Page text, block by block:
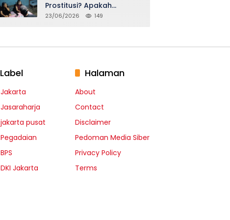
Prostitusi? Apakah
Seidentik itu?
23/06/2026 149
Label
Jakarta
Jasaraharja
jakarta pusat
Pegadaian
BPS
DKI Jakarta
Halaman
About
Contact
Disclaimer
Pedoman Media Siber
Privacy Policy
Terms